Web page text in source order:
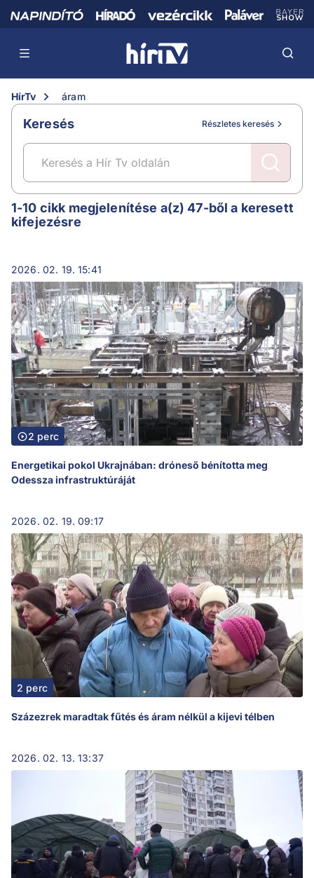
HírTv áram
Keresés Részletes keresés
áram
1-10 cikk megjelenítése a(z) 47-ből a keresett
kifejezésre
2026. 02. 19. 15:41
2 perc
Energetikai pokol Ukrajnában: dróneső bénította meg
Odessza infrastruktúráját
2026. 02. 19. 09:17
2 perc
Százezrek maradtak fűtés és áram nélkül a kijevi télben
2026. 02. 13. 13:37